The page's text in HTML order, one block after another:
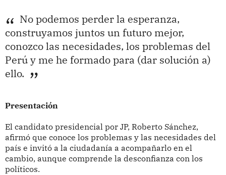
No podemos perder la esperanza,
construyamos juntos un futuro mejor,
conozco las necesidades, los problemas del
Perú y me he formado para (dar solución a)
ello.
Presentación
El candidato presidencial por JP, Roberto Sánchez,
afirmó que conoce los problemas y las necesidades del
país e invitó a la ciudadanía a acompañarlo en el
cambio, aunque comprende la desconfianza con los
políticos.